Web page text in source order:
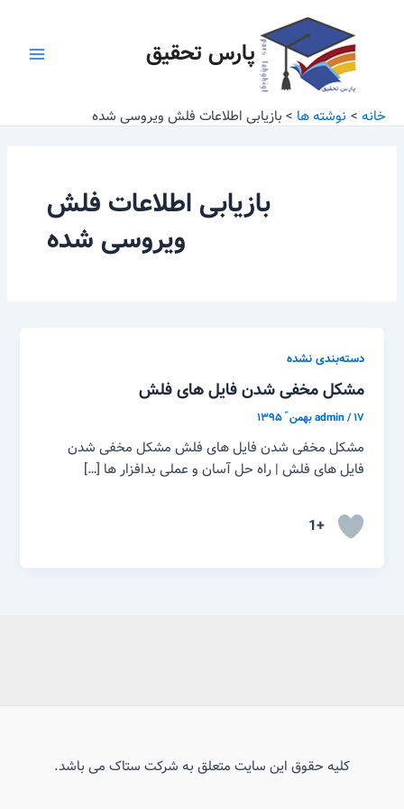
پارس تحقیق
خانه نوشته ها بازیابی اطلاعات فلش ویروسی شده
بازیابی اطلاعات فلش
ویروسی شده
دسته‌بندی نشده
مشکل مخفی شدن فایل های فلش
admin/۱۷ بهمن ّ ۱۳۹۵
مشکل مخفی شدن فایل های فلش مشکل مخفی شدن
فایل های فلش | راه حل آسان و عملی بدافزار ها […]
+1
کلیه حقوق این سایت متعلق به شرکت ستاک می باشد.